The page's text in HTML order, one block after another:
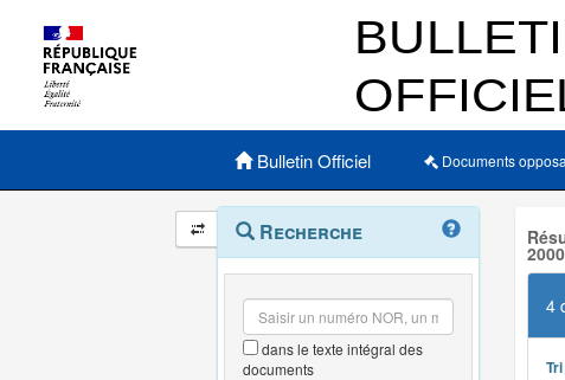
Menu principal
Bulletin Officiel Documents
Navigation
et
outils
annexes
Menu
contextuel
Recherche
dans le texte intégral des
documents
2000
4